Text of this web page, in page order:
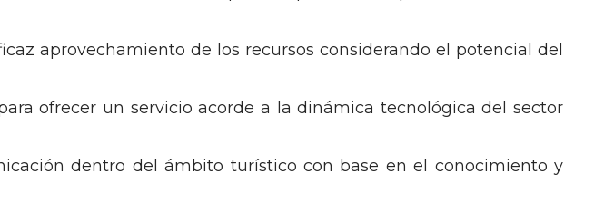
aprovechamiento de los recursos considerando el potencial del
ofrecer un servicio acorde a la dinámica tecnológica del sector
dentro del ámbito turístico con base en el conocimiento y